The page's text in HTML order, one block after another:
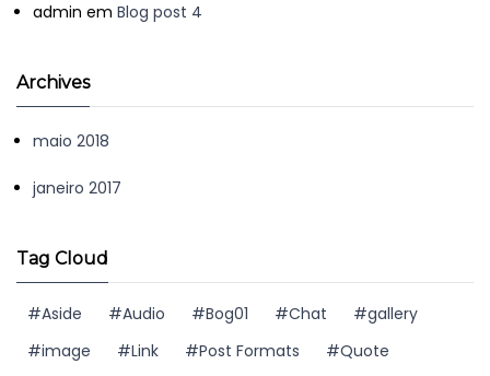
admin em Blog post 4
Archives
maio 2018
janeiro 2017
Tag Cloud
Aside Audio Bog01 Chat
gallery
image
Link Post Formats
Quote